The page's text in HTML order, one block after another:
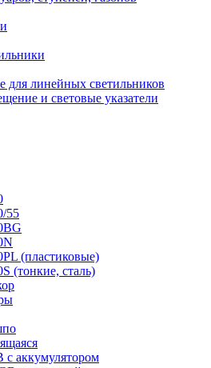
линейных светильников
и световые указатели
55
(пластиковые)
(тонкие, сталь)
с аккумулятором